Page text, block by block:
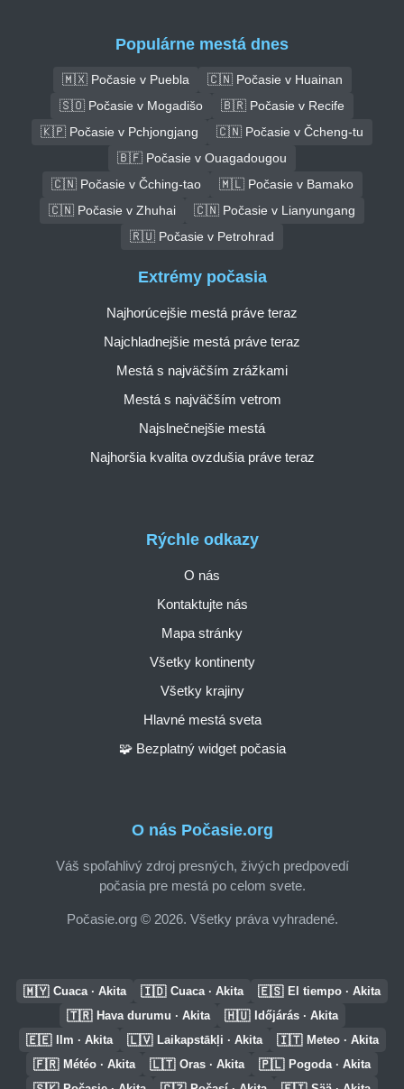
Populárne mestá dnes
🇲🇽 Počasie v Puebla
🇨🇳 Počasie v Huainan
🇸🇴 Počasie v Mogadišo
🇧🇷 Počasie v Recife
🇰🇵 Počasie v Pchjongjang
🇨🇳 Počasie v Čcheng-tu
🇧🇫 Počasie v Ouagadougou
🇨🇳 Počasie v Čching-tao
🇲🇱 Počasie v Bamako
🇨🇳 Počasie v Zhuhai
🇨🇳 Počasie v Lianyungang
🇷🇺 Počasie v Petrohrad
O nás Počasie.org
Váš spoľahlivý zdroj presných, živých predpovedí
počasia pre mestá po celom svete.
Počasie.org © 2026. Všetky práva vyhradené.
Rýchle odkazy
O nás
Kontaktujte nás
Mapa stránky
Všetky kontinenty
Všetky krajiny
Hlavné mestá sveta
🧩 Bezplatný widget počasia
Extrémy počasia
Najhorúcejšie mestá práve teraz
Najchladnejšie mestá práve teraz
Mestá s najväčším zrážkami
Mestá s najväčším vetrom
Najslnečnejšie mestá
Najhoršia kvalita ovzdušia práve teraz
🇲🇾 Cuaca · Akita 🇮🇩 Cuaca · Akita 🇪🇸 El tiempo · Akita
🇹🇷 Hava durumu · Akita 🇭🇺 Időjárás · Akita
🇪🇪 Ilm · Akita 🇱🇻 Laikapstākļi · Akita 🇮🇹 Meteo · Akita
🇫🇷 Météo · Akita 🇱🇹 Oras · Akita 🇵🇱 Pogoda · Akita